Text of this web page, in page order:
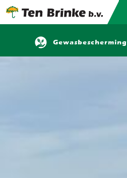
Gewasbescherming